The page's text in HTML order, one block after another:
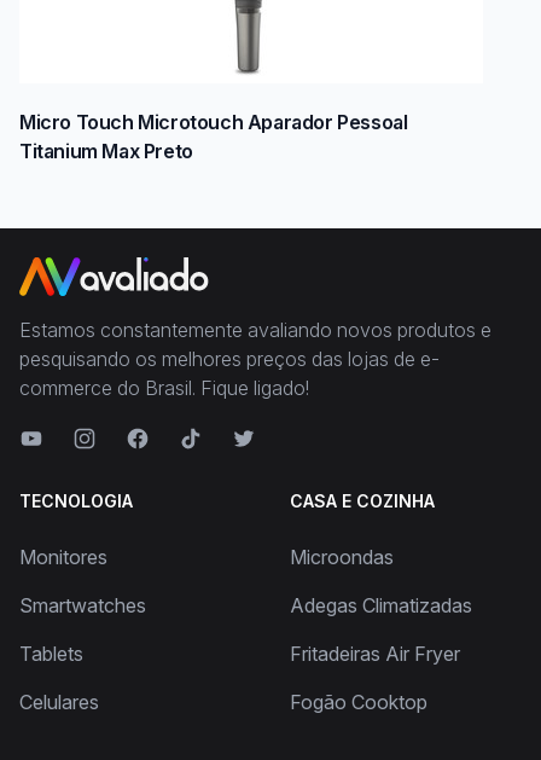
Micro Touch Microtouch Aparador Pessoal
Titanium Max Preto
Estamos constantemente avaliando novos produtos e
pesquisando os melhores preços das lojas de e-
commerce do Brasil. Fique ligado!
TECNOLOGIA
Monitores
Smartwatches
Tablets
Celulares
CASA E COZINHA
Microondas
Adegas Climatizadas
Fritadeiras Air Fryer
Fogão Cooktop